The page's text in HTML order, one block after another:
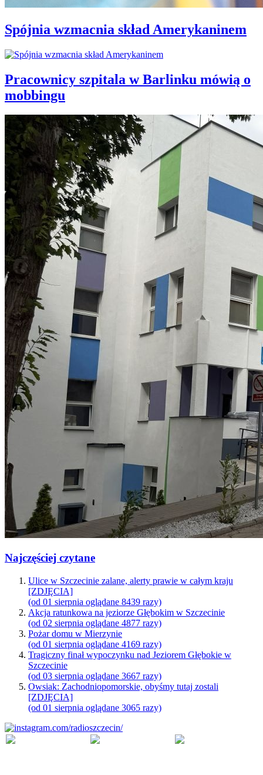
Spójnia wzmacnia skład Amerykaninem
Pracownicy szpitala w Barlinku mówią o
mobbingu
Najczęściej czytane
Ulice w Szczecinie zalane, alerty prawie w całym kraju
[ZDJĘCIA]
(od 01 sierpnia oglądane 8439 razy)
Akcja ratunkowa na jeziorze Głębokim w Szczecinie
(od 02 sierpnia oglądane 4877 razy)
Pożar domu w Mierzynie
(od 01 sierpnia oglądane 4169 razy)
Tragiczny finał wypoczynku nad Jeziorem Głębokie w
Szczecinie
(od 03 sierpnia oglądane 3667 razy)
Owsiak: Zachodniopomorskie, obyśmy tutaj zostali
[ZDJĘCIA]
(od 01 sierpnia oglądane 3065 razy)